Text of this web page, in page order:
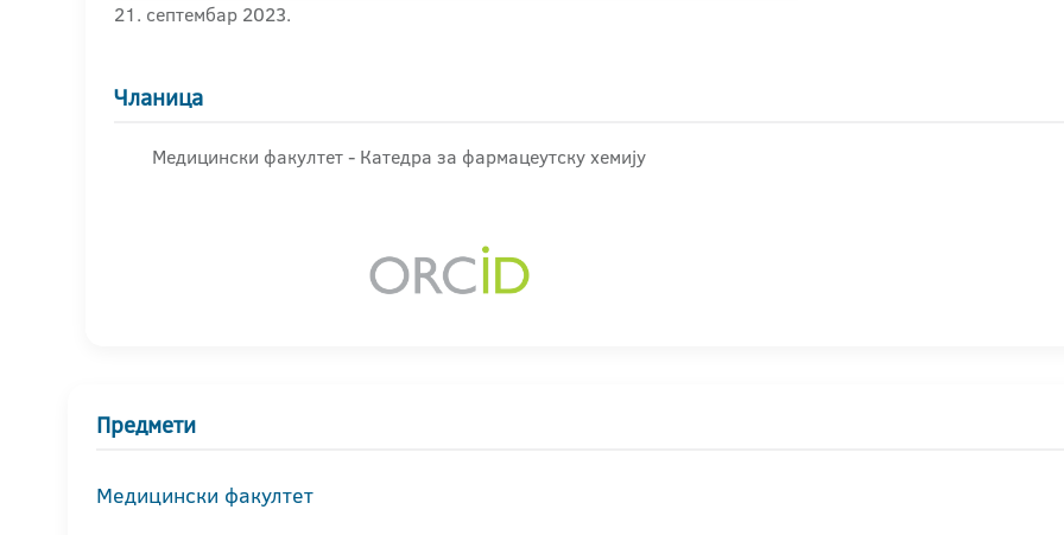
21. септембар 2023.
Чланица
Медицински факултет - Катедра за фармацеутску хемију
Предмети
Медицински факултет